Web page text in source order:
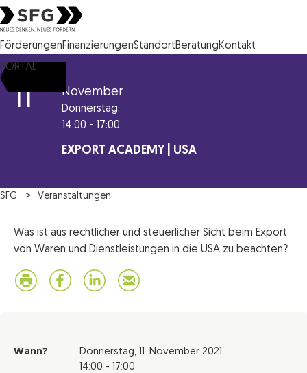
Steirische Wirtschaftsförderungsgesellschaft mbH SFG Logo
FörderungenFinanzierungenStandortBeratungKontakt
PORTAL
11 November
Donnerstag,
14:00 - 17:00
EXPORT ACADEMY | USA
SFG Veranstaltungen
Was ist aus rechtlicher und steuerlicher Sicht beim Export
von Waren und Dienstleistungen in die USA zu beachten?
Wann? Donnerstag, 11. November 2021
14:00 - 17:00